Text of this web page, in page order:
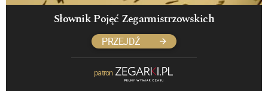
Słownik Pojęć Zegarmistrzowskich
PRZEJDŹ
patron